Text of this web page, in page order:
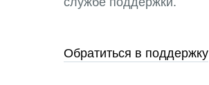
Обратиться в поддержку